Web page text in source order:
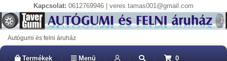
Kapcsolat: 0612769946 | veres.tamas001@gmail.com
Autógumi és felni áruház
Termékek Menü 0